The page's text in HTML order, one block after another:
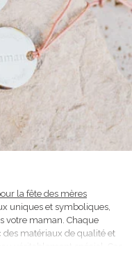
la fête des mères
uniques et symboliques,
votre maman. Chaque
matériaux de qualité et
véritablement spécial. Ces